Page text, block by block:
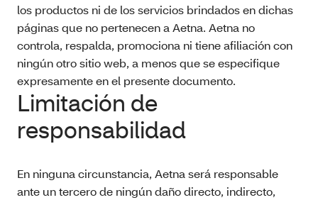
los productos ni de los servicios brindados en dichas
páginas que no pertenecen a Aetna. Aetna no
controla, respalda, promociona ni tiene afiliación con
ningún otro sitio web, a menos que se especifique
expresamente en el presente documento.
Limitación de
responsabilidad
En ninguna circunstancia, Aetna será responsable
ante un tercero de ningún daño directo, indirecto,